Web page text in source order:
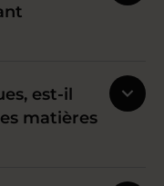
est-il
matières